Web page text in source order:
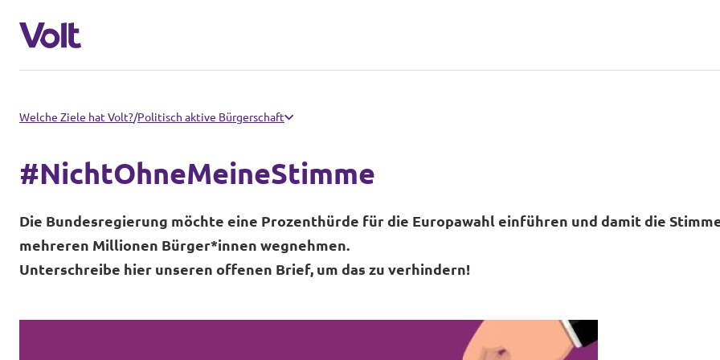
Volt in Deutschland
Website
Volt Deutschland Merchandise Shop
Über Volt
Welche Ziele hat Volt?/Politisch aktive Bürgerschaft
#NichtOhneMeineStimme
Die Bundesregierung möchte eine Prozenthürde für die Europawahl einführen und damit die
mehreren Millionen Bürger*innen wegnehmen.
Unterschreibe hier unseren offenen Brief, um das zu verhindern!